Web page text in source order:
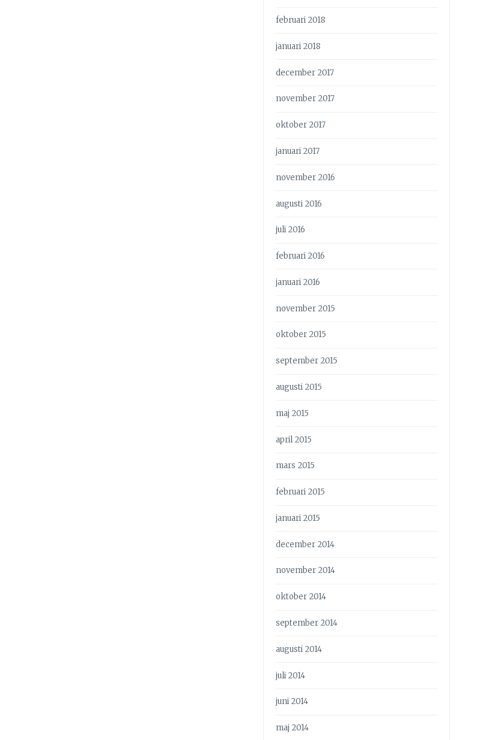
februari 2018
januari 2018
december 2017
november 2017
oktober 2017
januari 2017
november 2016
augusti 2016
juli 2016
februari 2016
januari 2016
november 2015
oktober 2015
september 2015
augusti 2015
maj 2015
april 2015
mars 2015
februari 2015
januari 2015
december 2014
november 2014
oktober 2014
september 2014
augusti 2014
juli 2014
juni 2014
maj 2014